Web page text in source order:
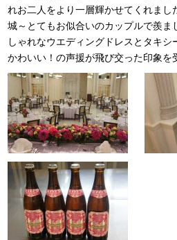
れお二人をより一層輝かせてくれまし
城～とてもお似合いのカップルで羨ま
しゃれなウエディングドレスとタキ
かわいい！の声援が飛び交った印象を